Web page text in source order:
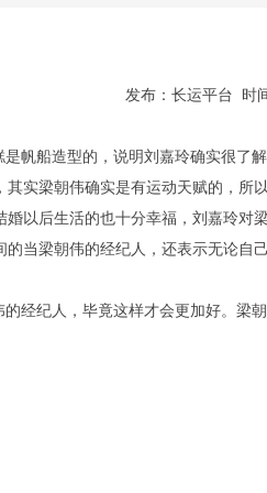
发布：长运平台 时
帆船造型的，说明刘嘉玲确实很了
实梁朝伟确实是有运动天赋的，所
以后生活的也十分幸福，刘嘉玲对
当梁朝伟的经纪人，还表示无论自
经纪人，毕竟这样才会更加好。梁